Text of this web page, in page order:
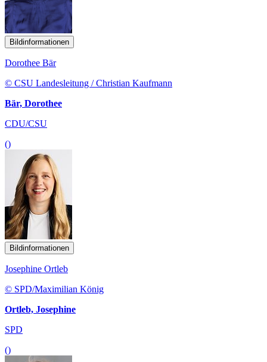
Bildinformationen
Dorothee Bär
© CSU Landesleitung / Christian Kaufmann
Bär, Dorothee
CDU/CSU
()
Bildinformationen
Josephine Ortleb
© SPD/Maximilian König
Ortleb, Josephine
SPD
()